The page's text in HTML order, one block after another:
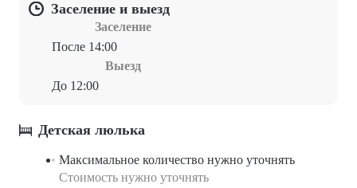
Заселение и выезд
Заселение
После 14:00
Выезд
До 12:00
Детская люлька
Максимальное количество нужно уточнять
Стоимость нужно уточнять